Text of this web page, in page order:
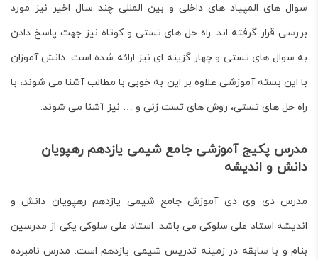
سوال های المپیاد های داخلی و بین المللی چند سال اخیر نیز مورد
بررسی قرار گرفته اند. راه حل های تستی و کوتاه نیز جهت پاسخ دادن
به سوال های تستی و چهار گزینه ای نیز ارائه شده است. دانش آموزان
با این بسته آموزشی علاوه بر این به خوبی با مطالب آشنا می شوند، با
راه حل های تستی، روش های تست زنی و … نیز آشنا می شوند.
مدرس پکیج آموزشی جامع شیمی یازدهم رهپویان
دانش و اندیشه
مدرس دی وی دی آموزش جامع شیمی یازدهم رهپویان دانش و
اندیشه استاد علی سلوکی می باشد. استاد علی سلوکی یکی از مدرسین
بنام و با سابقه در زمینه تدریس شیمی یازدهم است. مدرس نامبرده